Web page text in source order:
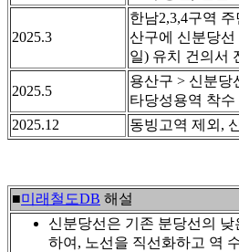
2025.3
한남2,3,4구역
산구에 신분당
일) 유치 건의서
2025.5
용산구 > 신분당
타당성용역 착수
2025.12
동빙고역 제외,
■미래철도DB 해설
신분당선은 기존 분당선의 낮
하여, 노선을 직선화하고 역